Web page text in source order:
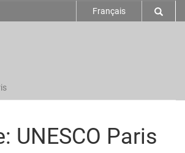
Français
UNESCO Paris